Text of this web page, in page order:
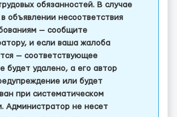
обязанностей. В случае
объявлении несоответствия
— сообщите
и если ваша жалоба
— соответствующее
будет удалено, а его автор
или будет
при систематическом
Администратор не несет